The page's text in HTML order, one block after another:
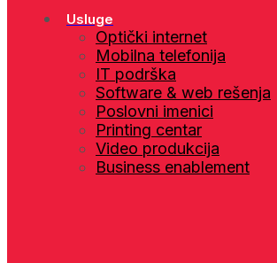
Usluge
Optički internet
Mobilna telefonija
IT podrška
Software & web rešenja
Poslovni imenici
Printing centar
Video produkcija
Business enablement